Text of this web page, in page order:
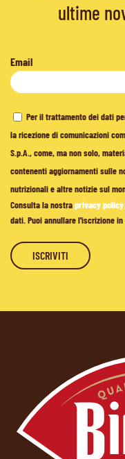
ultime
Email
Per il trattamento dei dati
la ricezione di comunicazioni
S.p.A., come, ma non solo,
contenenti aggiornamenti sulle
nutrizionali e altre notizie sul
Consulta la nostraprivacy policy
dati. Puoi annullare l'iscrizione